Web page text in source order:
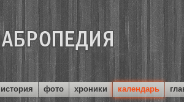
история фото хроники календарь